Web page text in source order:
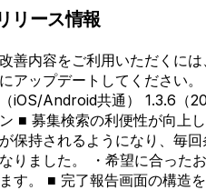
リース情報
善内容をご利用いただくに
アップデートしてください
iOS/Android共通） 1.3.6（
■ 募集検索の利便性が向上
保持されるようになり、毎
りました。 ・希望に合った
す。 ■ 完了報告画面の構造